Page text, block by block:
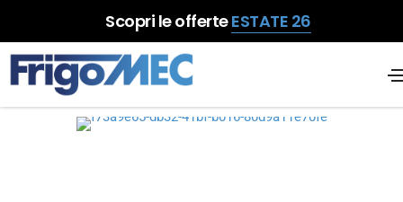
Scopri le offerteESTATE 26